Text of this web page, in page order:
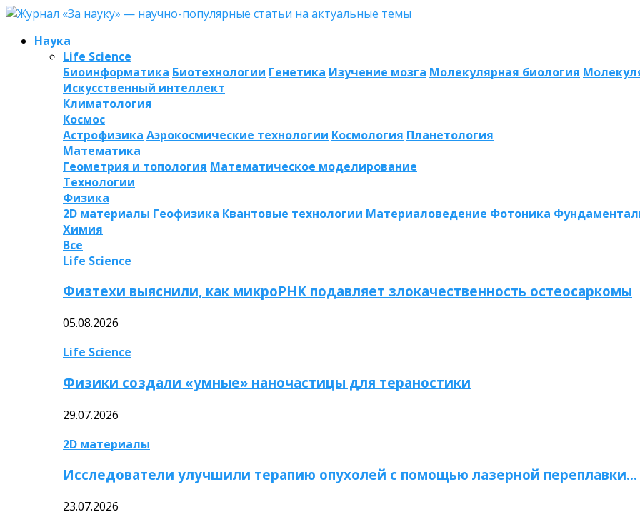
Наука
Life Science
Биоинформатика Биотехнологии Генетика Изучение мозга Молекулярная биология
Искусственный интеллект
Климатология
Космос
Астрофизика Аэрокосмические технологии Космология Планетология
Математика
Геометрия и топология Математическое моделирование
Технологии
Физика
2D материалы Геофизика Квантовые технологии Материаловедение Фотоника
Химия
Все
Life Science
Физтехи выяснили, как микроРНК подавляет злокачественность остеосаркомы
05.08.2026
Life Science
Физики создали «умные» наночастицы для тераностики
29.07.2026
2D материалы
Исследователи улучшили терапию опухолей с помощью лазерной переплавки…
23.07.2026